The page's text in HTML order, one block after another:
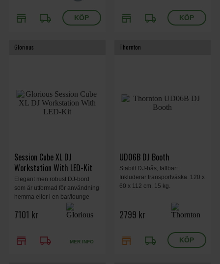
store local_shipping store local_shipping
Glorious
Session Cube XL DJ
Workstation With LED-Kit
Elegant men robust DJ-bord
som är utformad för användning
hemma eller i en bar/lounge-
miljö. integrerad LED-belysning,
svart pianofinish, 1250 x 450 x
7101 kr
store local_shipping MER INFO
Thornton
UD06B DJ Booth
Stabilt DJ-bås, fällbart.
Inkluderar transportväska. 120 x
60 x 112 cm. 15 kg.
2799 kr
store local_shipping